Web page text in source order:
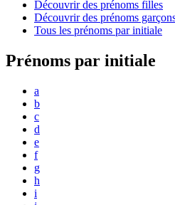
Découvrir des prénoms filles
Découvrir des prénoms
Tous les prénoms par initiale
Prénoms par initiale
a
b
c
d
e
f
g
h
i